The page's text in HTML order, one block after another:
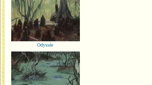
Odyssée